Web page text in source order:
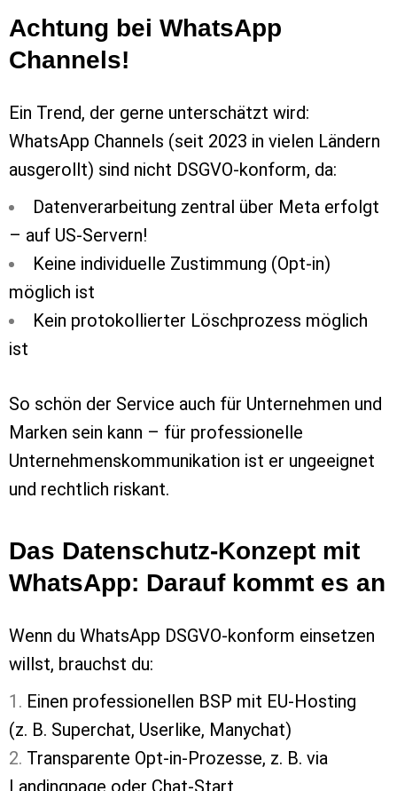
Achtung bei WhatsApp
Channels!
Ein Trend, der gerne unterschätzt wird:
WhatsApp Channels (seit 2023 in vielen Ländern
ausgerollt) sind nicht DSGVO-konform, da:
Datenverarbeitung zentral über Meta erfolgt
– auf US-Servern!
Keine individuelle Zustimmung (Opt-in)
möglich ist
Kein protokollierter Löschprozess möglich
ist
So schön der Service auch für Unternehmen und
Marken sein kann – für professionelle
Unternehmenskommunikation ist er ungeeignet
und rechtlich riskant.
Das Datenschutz-Konzept mit
WhatsApp: Darauf kommt es an
Wenn du WhatsApp DSGVO-konform einsetzen
willst, brauchst du:
Einen professionellen BSP mit EU-Hosting
(z. B. Superchat, Userlike, Manychat)
Transparente Opt-in-Prozesse, z. B. via
Landingpage oder Chat-Start